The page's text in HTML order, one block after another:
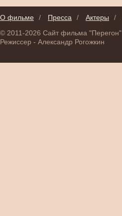
О фильме / Пресса / Актеры /
© 2011-2026 Сайт фильма "Перегон"
Режиссер - Александр Рогожкин